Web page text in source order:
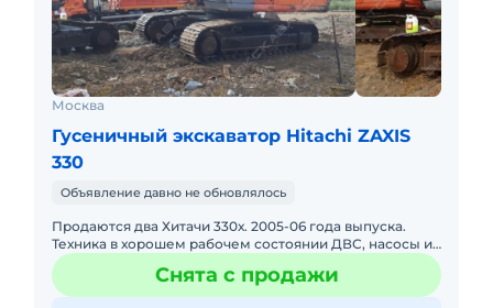
Москва
Гусеничный экскаватор Hitachi ZAXIS
330
Объявление давно не обновлялось
Продаются два Хитачи 330х. 2005-06 года выпуска.
Техника в хорошем рабочем состоянии ДВС, насосы и
ТНВД в отличном состоянии. Любые проверки. Могу
продать
Снята с продажи